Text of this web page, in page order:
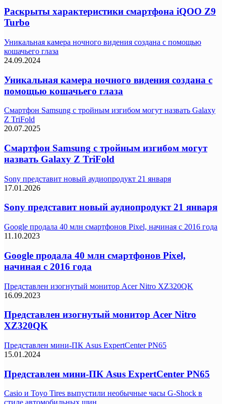
Раскрыты характеристики смартфона iQOO Z9
Turbo
Уникальная камера ночного видения создана с помощью
кошачьего глаза
24.09.2024
Уникальная камера ночного видения создана с
помощью кошачьего глаза
Смартфон Samsung с тройным изгибом могут назвать Galaxy
Z TriFold
20.07.2025
Смартфон Samsung с тройным изгибом могут
назвать Galaxy Z TriFold
Sony представит новый аудиопродукт 21 января
17.01.2026
Sony представит новый аудиопродукт 21 января
Google продала 40 млн смартфонов Pixel, начиная с 2016 года
11.10.2023
Google продала 40 млн смартфонов Pixel,
начиная с 2016 года
Представлен изогнутый монитор Acer Nitro XZ320QK
16.09.2023
Представлен изогнутый монитор Acer Nitro
XZ320QK
Представлен мини-ПК Asus ExpertCenter PN65
15.01.2024
Представлен мини-ПК Asus ExpertCenter PN65
Casio и Toyo Tires выпустили необычные часы G-Shock в